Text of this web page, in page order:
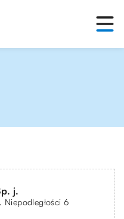
j.
Niepodległości 6